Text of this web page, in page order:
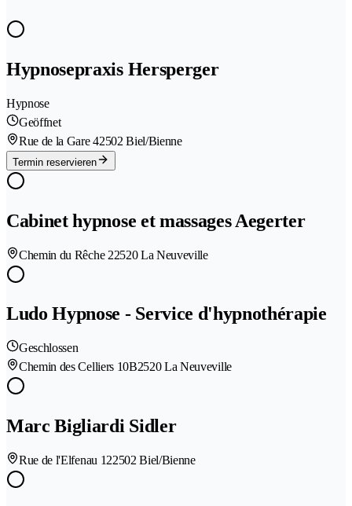
Hypnosepraxis Hersperger
Hypnose
Geöffnet
Rue de la Gare 42502 Biel/Bienne
Termin reservieren
Cabinet hypnose et massages Aegerter
Chemin du Rêche 22520 La Neuveville
Ludo Hypnose - Service d'hypnothérapie
Geschlossen
Chemin des Celliers 10B2520 La Neuveville
Marc Bigliardi Sidler
Rue de l'Elfenau 122502 Biel/Bienne